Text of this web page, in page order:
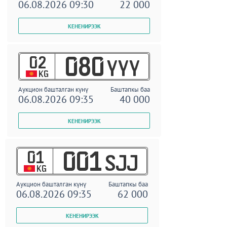
06.08.2026 09:30 22 000
02
KG 080 YYY
Аукцион башталган күнү Баштапкы баа
06.08.2026 09:35 40 000
01
KG 001 SJJ
Аукцион башталган күнү Баштапкы баа
06.08.2026 09:35 62 000